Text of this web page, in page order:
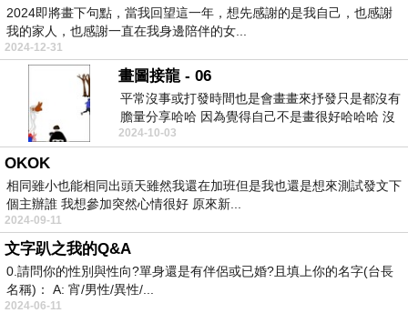
2024即將畫下句點，當我回望這一年，想先感謝的是我自己，也感謝
我的家人，也感謝一直在我身邊陪伴的女...
2024-12-31
畫圖接龍 - 06
平常沒事或打發時間也是會畫畫來抒發只是都沒有
膽量分享哈哈 因為覺得自己不是畫很好哈哈哈 沒
自信的表現...
2024-10-03
OKOK
相同雖小也能相同出頭天雖然我還在加班但是我也還是想來測試發文下
個主辦誰 我想參加突然心情很好 原來新...
2024-09-11
文字趴之我的Q&A
0.請問你的性別與性向?單身還是有伴侶或已婚?且填上你的名字(台長
名稱)： A: 宵/男性/異性/...
2024-06-11